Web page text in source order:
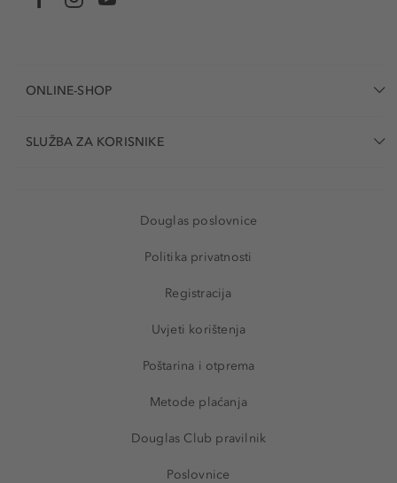
ONLINE-SHOP
SLUŽBA ZA KORISNIKE
Douglas poslovnice
Politika privatnosti
Registracija
Uvjeti korištenja
Poštarina i otprema
Metode plaćanja
Douglas Club pravilnik
Poslovnice